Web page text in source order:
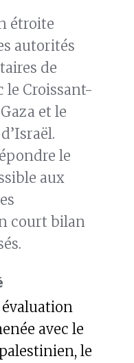
étroite
autorités
de
le Croissant-
et le
le
aux
court bilan
évaluation
avec le
le